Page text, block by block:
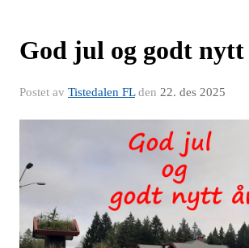
God jul og godt
Postet av Tistedalen FLden 22. des 2025